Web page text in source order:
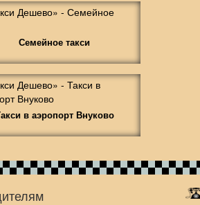
Семейное такси
в аэропорт Внуково